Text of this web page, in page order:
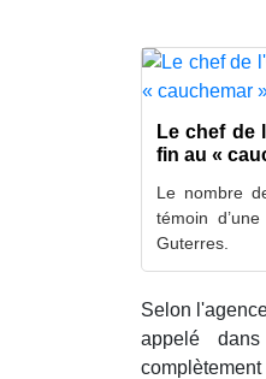
Le chef de
fin au «
Le nombre
témoin
Guterres.
Selon
appelé